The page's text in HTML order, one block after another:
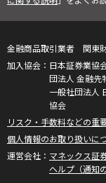
金融商品取引業者 関東
日本証券業協
団法人 金融先
一般社団法人
協会
リスク・手数料などの重
個人情報のお取り扱いに
マネックス証
ヘルプ（通知